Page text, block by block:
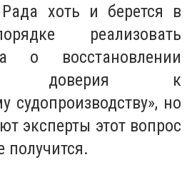
хоть и берется в
реализовать
о восстановлении
доверия к
судопроизводству», но
эксперты этот вопрос
получится.